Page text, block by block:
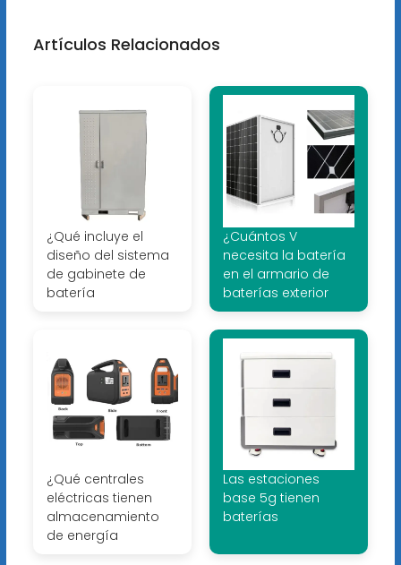
Artículos Relacionados
¿Qué incluye el
diseño del sistema
de gabinete de
batería
¿Cuántos V
necesita la batería
en el armario de
baterías exterior
¿Qué centrales
eléctricas tienen
almacenamiento
de energía
Las estaciones
base 5g tienen
baterías